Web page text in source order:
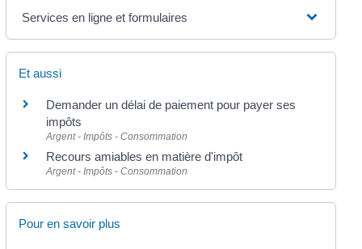
Services en ligne et formulaires
Et aussi
Demander un délai de paiement pour payer ses
impôts
Argent - Impôts - Consommation
Recours amiables en matière d'impôt
Argent - Impôts - Consommation
Pour en savoir plus